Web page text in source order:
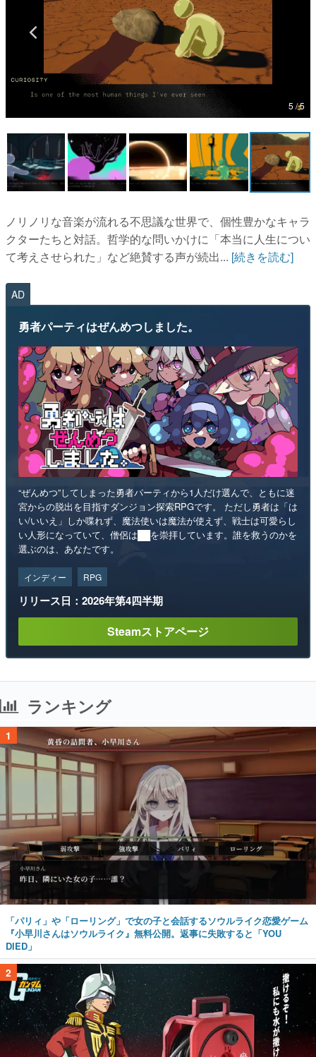
ゲームが変えた日本語
「経験値」「裏技」「ラスボス」… ゲームにまつわる言葉
の起源や用法の変遷を、コンピューター文化史研究家・タ
イニーP氏が徹底調査。
カテゴリ
マンガ
女性向け
アプリレビュー
その他
電ファミニコゲーマーとは？
運営：株式会社マレ
5 / 5
ノリノリな音楽が流れる不思議な世界で、個性豊かなキャラ
クターたちと対話。哲学的な問いかけに「本当に人生につい
て考えさせられた」など絶賛する声が続出... [続きを読む]
AD
勇者パーティはぜんめつしました。
“ぜんめつ”してしまった勇者パーティから1人だけ選んで、ともに迷
宮からの脱出を目指すダンジョン探索RPGです。 ただし勇者は「は
い/いいえ」しか喋れず、魔法使いは魔法が使えず、戦士は可愛らし
い人形になっていて、僧侶は██を崇拝しています。誰を救うのかを
選ぶのは、あなたです。
インディー RPG
リリース日：2026年第4四半期
Steamストアページ
ランキング
1
「パリィ」や「ローリング」で女の子と会話するソウルライク恋愛ゲーム
『小早川さんはソウルライク』無料公開。返事に失敗すると「YOU
DIED」
2